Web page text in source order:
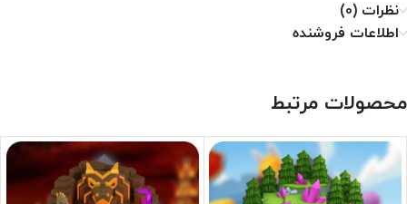
نظرات (0)
اطلاعات فروشنده
محصولات مرتبط